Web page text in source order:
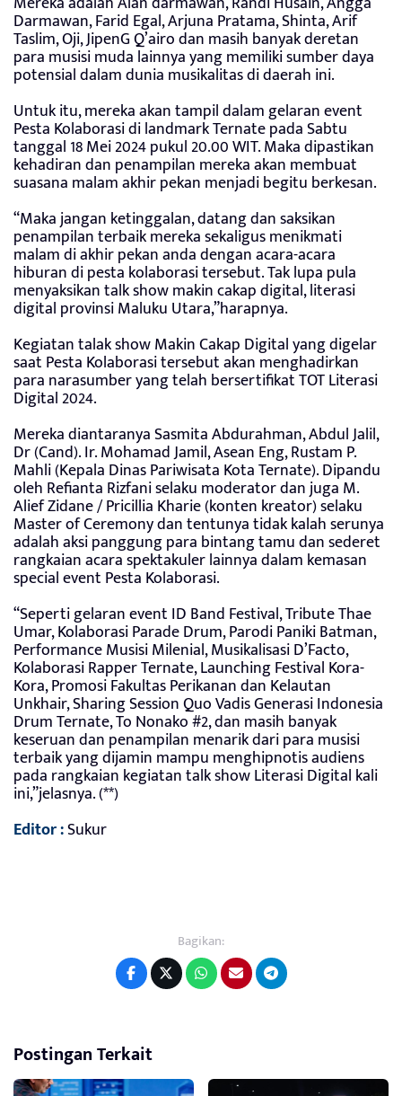
Darmawan, Farid Egal, Arjuna Pratama, Shinta, Arif
Taslim, Oji, JipenG Q’airo dan masih banyak deretan
para musisi muda lainnya yang memiliki sumber daya
potensial dalam dunia musikalitas di daerah ini.
Untuk itu, mereka akan tampil dalam gelaran event
Pesta Kolaborasi di landmark Ternate pada Sabtu
tanggal 18 Mei 2024 pukul 20.00 WIT. Maka dipastikan
kehadiran dan penampilan mereka akan membuat
suasana malam akhir pekan menjadi begitu berkesan.
“Maka jangan ketinggalan, datang dan saksikan
penampilan terbaik mereka sekaligus menikmati
malam di akhir pekan anda dengan acara-acara
hiburan di pesta kolaborasi tersebut. Tak lupa pula
menyaksikan talk show makin cakap digital, literasi
digital provinsi Maluku Utara,”harapnya.
Kegiatan talak show Makin Cakap Digital yang digelar
saat Pesta Kolaborasi tersebut akan menghadirkan
para narasumber yang telah bersertifikat TOT Literasi
Digital 2024.
Mereka diantaranya Sasmita Abdurahman, Abdul Jalil,
Dr (Cand). Ir. Mohamad Jamil, Asean Eng, Rustam P.
Mahli (Kepala Dinas Pariwisata Kota Ternate). Dipandu
oleh Refianta Rizfani selaku moderator dan juga M.
Alief Zidane / Pricillia Kharie (konten kreator) selaku
Master of Ceremony dan tentunya tidak kalah serunya
adalah aksi panggung para bintang tamu dan sederet
rangkaian acara spektakuler lainnya dalam kemasan
special event Pesta Kolaborasi.
“Seperti gelaran event ID Band Festival, Tribute Thae
Umar, Kolaborasi Parade Drum, Parodi Paniki Batman,
Performance Musisi Milenial, Musikalisasi D’Facto,
Kolaborasi Rapper Ternate, Launching Festival Kora-
Kora, Promosi Fakultas Perikanan dan Kelautan
Unkhair, Sharing Session Quo Vadis Generasi Indonesia
Drum Ternate, To Nonako #2, dan masih banyak
keseruan dan penampilan menarik dari para musisi
terbaik yang dijamin mampu menghipnotis audiens
pada rangkaian kegiatan talk show Literasi Digital kali
ini,”jelasnya. (**)
Editor :Sukur
Bagikan:
Postingan Terkait